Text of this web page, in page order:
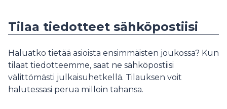
Tilaa tiedotteet sähköpostiisi
Haluatko tietää asioista ensimmäisten joukossa? Kun
tilaat tiedotteemme, saat ne sähköpostiisi
välittömästi julkaisuhetkellä. Tilauksen voit
halutessasi perua milloin tahansa.